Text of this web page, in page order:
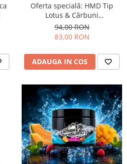
Oferta specială: HMD Tip
Lotus & Cărbuni
Narghilea Coco Boss
94,00 RON
83,00 RON
ADAUGA IN COS